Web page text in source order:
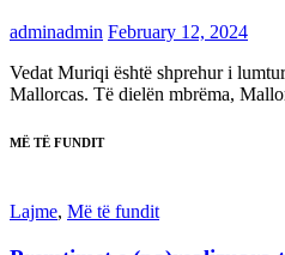
adminadmin February 12, 2024
Vedat Muriqi është shprehur i
Mallorcas. Të dielën mbrëma,
MË TË FUNDIT
Lajme, Më të fundit